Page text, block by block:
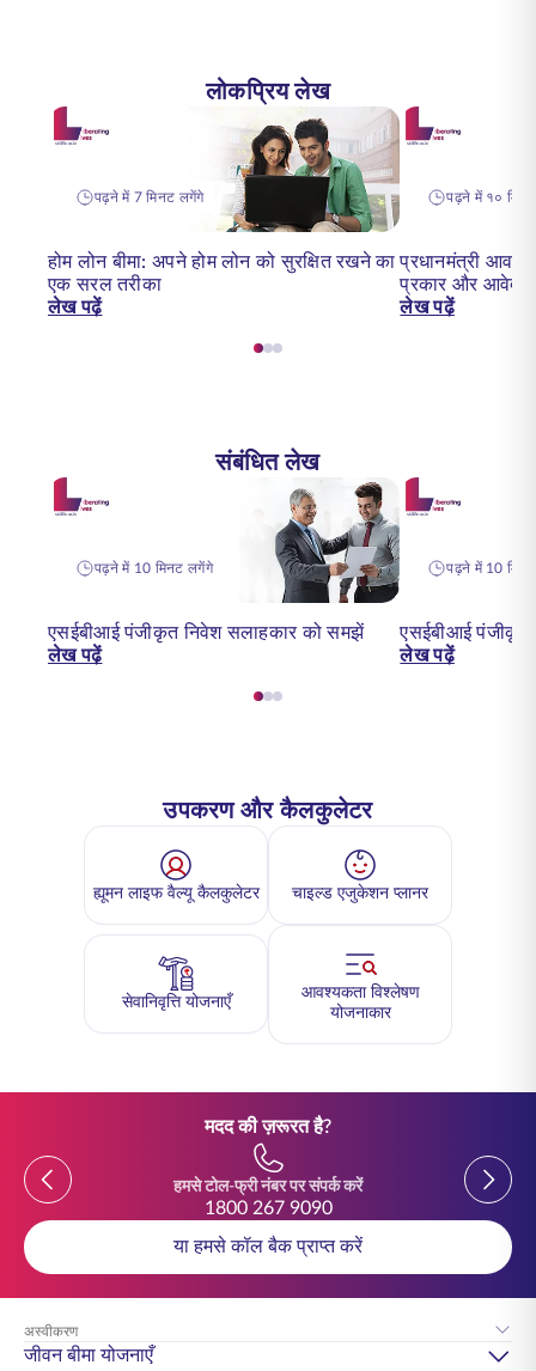
लोकप्रिय लेख
पढ़ने में 7 मिनट लगेंगे
होम लोन बीमा: अपने होम लोन को सुरक्षित रखने का
एक सरल तरीका
लेख पढ़ें
पढ़ने में १०
प्रधानमंत्री आवास
प्रकार और
लेख पढ़ें
संबंधित लेख
पढ़ने में 10 मिनट लगेंगे
एसईबीआई पंजीकृत निवेश सलाहकार को समझें
लेख पढ़ें
पढ़ने में 10
एसईबीआई पंजीकृत
लेख पढ़ें
उपकरण और कैलकुलेटर
ह्यूमन लाइफ वैल्यू कैलकुलेटर चाइल्ड एजुकेशन प्लानर
सेवानिवृत्ति योजनाएँ
आवश्यकता विश्लेषण
योजनाकार
मदद की ज़रूरत है?
Previous
हमसे टोल-फ्री नंबर पर संपर्क करें
1800 267 9090
Previous
या हमसे कॉल बैक प्राप्त करें
अस्वीकरण
जीवन बीमा योजनाएँ